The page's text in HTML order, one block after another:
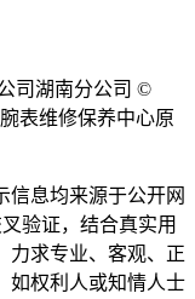
司湖南分公司 ©
表维修保养中心原
信息均来源于公开网
验证，结合真实用
力求专业、客观、正
如权利人或知情人士